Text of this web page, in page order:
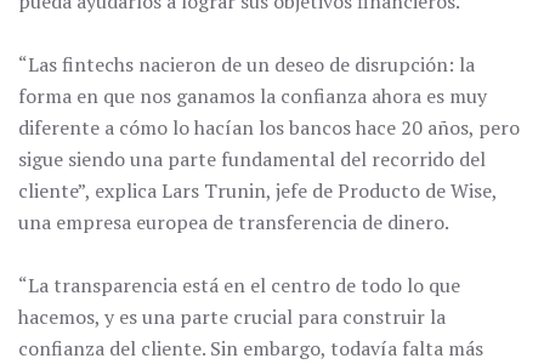
“Las fintechs nacieron de un deseo de disrupción: la
forma en que nos ganamos la confianza ahora es muy
diferente a cómo lo hacían los bancos hace 20 años, pero
sigue siendo una parte fundamental del recorrido del
cliente”, explica Lars Trunin, jefe de Producto de Wise,
una empresa europea de transferencia de dinero.
“La transparencia está en el centro de todo lo que
hacemos, y es una parte crucial para construir la
confianza del cliente. Sin embargo, todavía falta más